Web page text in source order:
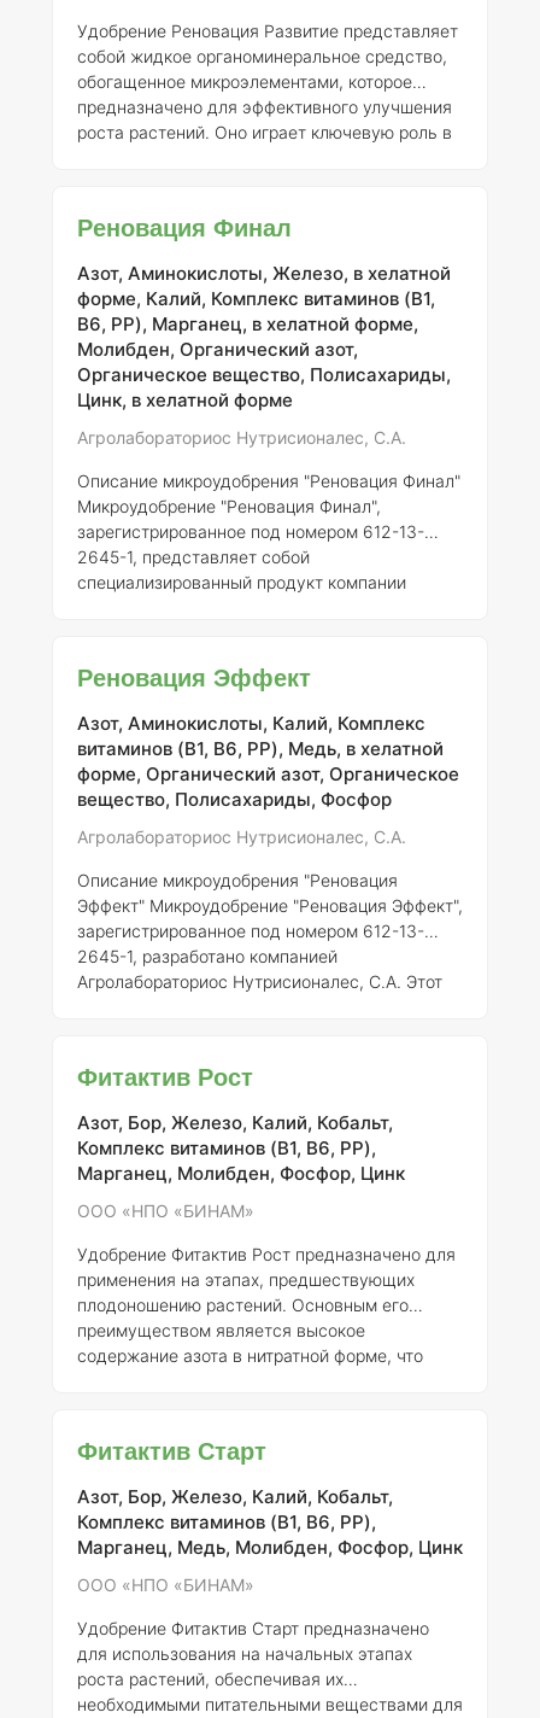
Удобрение Реновация Развитие представляет
собой жидкое органоминеральное средство,
обогащенное микроэлементами, которое
предназначено для эффективного улучшения
роста растений. Оно играет ключевую роль в
способность активизировать образование
волосков на различных этапах вегетации
растений. Использование Реновации Развитие
позволяет не только ускорить процессы
корнеобразования, но и значительн
Реновация Финал
Азот, Аминокислоты, Железо, в хелатной
форме, Калий, Комплекс витаминов (B1,
B6, PP), Марганец, в хелатной форме,
Молибден, Органический азот,
Органическое вещество, Полисахариды,
Цинк, в хелатной форме
Агролабораториос Нутрисионалес, С.А.
Описание микроудобрения "Реновация Финал"
Микроудобрение "Реновация Финал",
зарегистрированное под номером 612-13-
2645-1, представляет собой
специализированный продукт компании
микроэлементы играют ключевую роль в
способствуя их здоровому развитию и
повышению урожайности.Состав и
концентрация элементов Состав
микроудобрения "Реновация Финал" включает:
- Бор (B) — 0.5% - Медь (Cu) — 0.2% - Железо
Реновация Эффект
Азот, Аминокислоты, Калий, Комплекс
витаминов (B1, B6, PP), Медь, в хелатной
форме, Органический азот, Органическое
вещество, Полисахариды, Фосфор
Агролабораториос Нутрисионалес, С.А.
Описание микроудобрения "Реновация
Эффект"Микроудобрение "Реновация Эффект",
зарегистрированное под номером 612-13-
2645-1, разработано компанией
Агролабораториос Нутрисионалес, С.А. Этот
формула "Реновация Эффект" обогащает
что особенно актуально в условиях дефицита
этих веществ в почве.Состав и концентрация
элементов"Реновация Эффект" включает в
себя несколько ключевых микроэлемент
Фитактив Рост
Азот, Бор, Железо, Калий, Кобальт,
Комплекс витаминов (B1, B6, PP),
Марганец, Молибден, Фосфор, Цинк
ООО «НПО «БИНАМ»
Удобрение Фитактив Рост предназначено для
применения на этапах, предшествующих
плодоношению растений. Основным его
преимуществом является высокое
содержание азота в нитратной форме, что
калия, который играет ключевую роль в
их устойчивость к стрессам и способствуя
формированию качественного урожая.
Сочетание этих элементов с ауксин-
фуллереновым комплексом обеспечивает
Фитактив Старт
Азот, Бор, Железо, Калий, Кобальт,
Комплекс витаминов (B1, B6, PP),
Марганец, Медь, Молибден, Фосфор, Цинк
ООО «НПО «БИНАМ»
Удобрение Фитактив Старт предназначено
для использования на начальных этапах
роста растений, обеспечивая их
необходимыми питательными веществами для